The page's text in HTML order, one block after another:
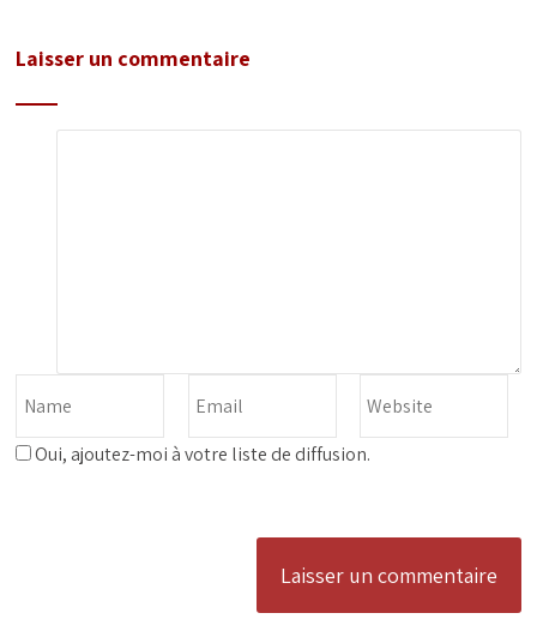
Laisser un commentaire
Oui, ajoutez-moi à votre liste de diffusion.